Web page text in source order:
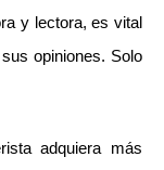
y lectora, es vital
opiniones. Solo
adquiera más